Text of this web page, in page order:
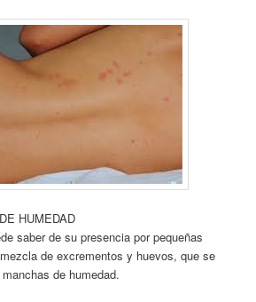
HUMEDAD
saber de su presencia por pequeñas
de excrementos y huevos, que se
de humedad.